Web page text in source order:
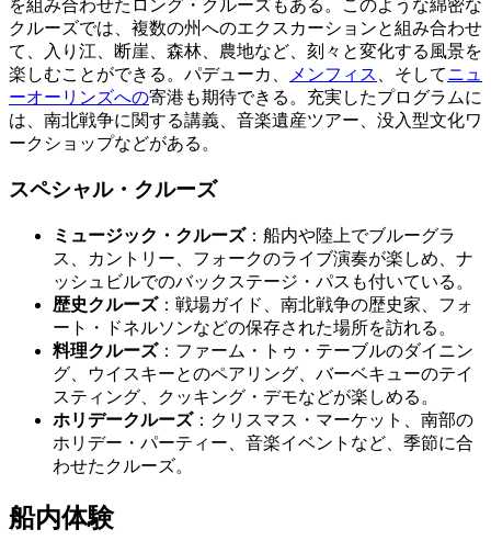
を組み合わせたロング・クルーズもある。このような綿密な
クルーズでは、複数の州へのエクスカーションと組み合わせ
て、入り江、断崖、森林、農地など、刻々と変化する風景を
楽しむことができる。パデューカ、
メンフィス 、そしてニュ
ーオーリンズへの寄港も期待できる。充実したプログラムに
は、南北戦争に関する講義、音楽遺産ツアー、没入型文化ワ
ークショップなどがある。
スペシャル・クルーズ
ミュージック・クルーズ：船内や陸上でブルーグラ
ス、カントリー、フォークのライブ演奏が楽しめ、ナ
ッシュビルでのバックステージ・パスも付いている。
歴史クルーズ：戦場ガイド、南北戦争の歴史家、フォ
ート・ドネルソンなどの保存された場所を訪れる。
料理クルーズ：ファーム・トゥ・テーブルのダイニン
グ、ウイスキーとのペアリング、バーベキューのテイ
スティング、クッキング・デモなどが楽しめる。
ホリデークルーズ：クリスマス・マーケット、南部の
ホリデー・パーティー、音楽イベントなど、季節に合
わせたクルーズ。
船内体験